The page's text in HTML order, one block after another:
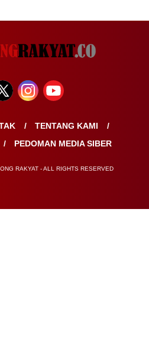
TENTANG KAMI
PEDOMAN MEDIA SIBER
RAKYAT - ALL RIGHTS RESERVED